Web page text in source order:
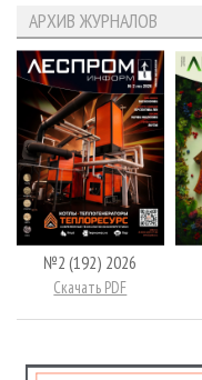
АРХИВ ЖУРНАЛОВ
№2 (192) 2026
Скачать PDF